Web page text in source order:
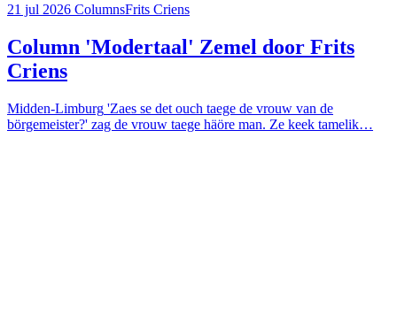
21 jul 2026 ColumnsFrits Criens
Column 'Modertaal' Zemel door Frits
Criens
Midden-Limburg 'Zaes se det ouch taege de vrouw van de
börgemeister?' zag de vrouw taege häöre man. Ze keek tamelik…